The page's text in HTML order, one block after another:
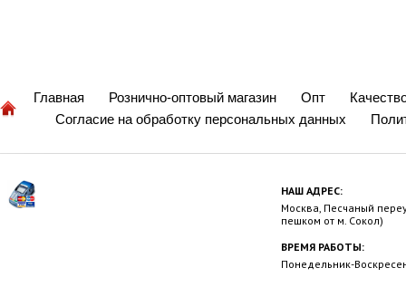
Главная Рознично-оптовый магазин Опт
Согласие на обработку персональных данных
НАШ АДРЕС:
Москва, Песчаный
пешком от м. Сокол)
ВРЕМЯ РАБОТЫ:
Понедельник-